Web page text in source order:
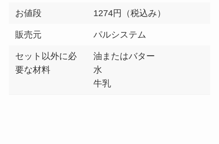
お値段 1274円（税込み）
販売元 パルシステム
セット以外に必
要な材料
油またはバター
水
牛乳